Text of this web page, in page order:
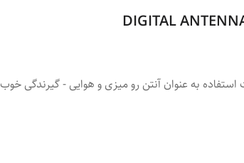
استفاده به عنوان آنتن رو میزی و هوایی - گیرندگی خوب